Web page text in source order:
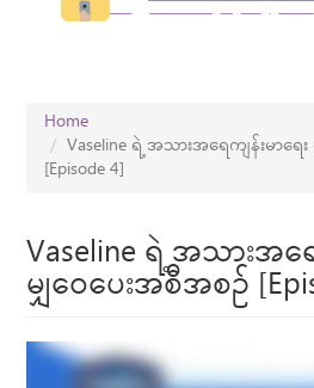
Home
Vaseline ရဲ့ အသားအရေကျန်းမာရေ
[Episode 4]
Vaseline ရဲ့ အသားအရ
မျှဝေပေးအစီအစဥ်